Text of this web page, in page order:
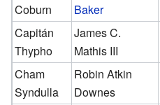
Coburn
Baker
Capitán
Thypho
James C.
Mathis III
Cham
Syndulla
Robin Atkin
Downes